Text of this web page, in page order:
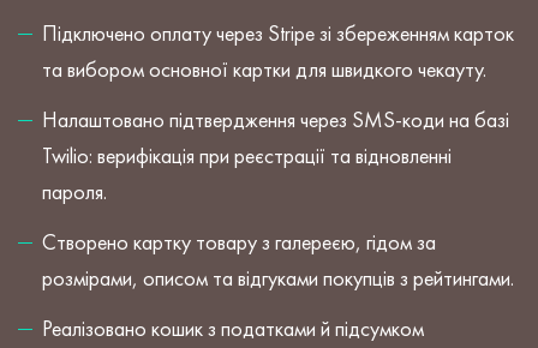
Підключено оплату через Stripe зі збереженням карток
та вибором основної картки для швидкого чекауту.
Налаштовано підтвердження через SMS-коди на базі
Twilio: верифікація при реєстрації та відновленні
пароля.
Створено картку товару з галереєю, гідом за
розмірами, описом та відгуками покупців з рейтингами.
Реалізовано кошик з податками й підсумком